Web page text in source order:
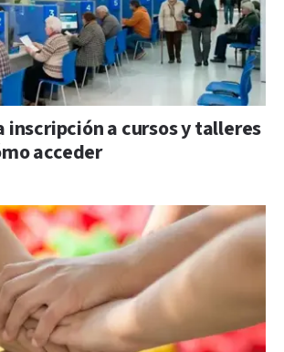
inscripción a cursos y talleres
acceder